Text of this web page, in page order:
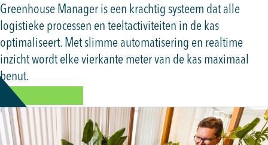
Greenhouse Manager is een krachtig systeem dat alle
logistieke processen en teeltactiviteiten in de kas
optimaliseert. Met slimme automatisering en realtime
inzicht wordt elke vierkante meter van de kas maximaal
benut.
MEER INFORMATIE